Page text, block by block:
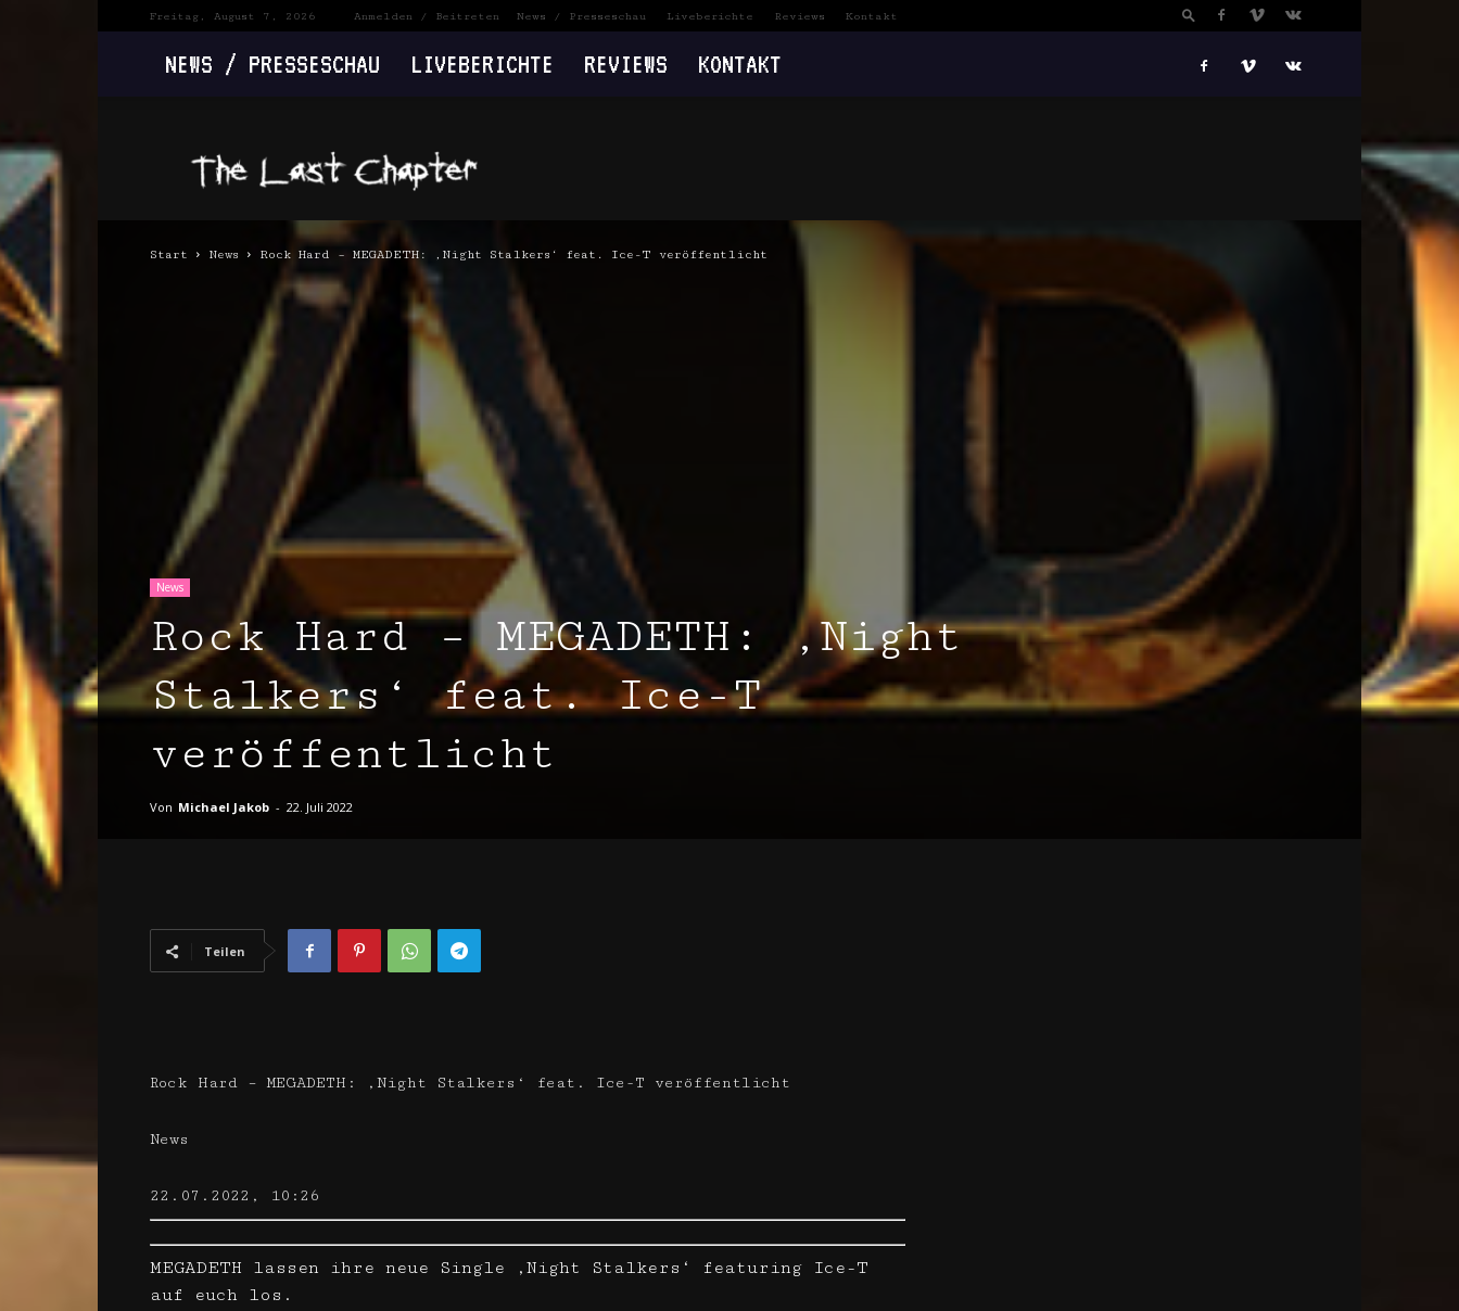
Freitag, August 7, 2026 Anmelden / Beitreten News / Presseschau Liveberichte Reviews Kontakt
NEWS / PRESSESCHAU LIVEBERICHTE REVIEWS KONTAKT
Last
Chapter
Start News Rock Hard – MEGADETH: ‚Night Stalkers‘ feat. Ice-T veröffentlicht
News
Rock Hard – MEGADETH: ‚Night
Stalkers‘ feat. Ice-T
veröffentlicht
Von Michael Jakob - 22. Juli 2022
Teilen
Rock Hard – MEGADETH: ‚Night Stalkers‘ feat. Ice-T veröffentlicht
News
22.07.2022, 10:26
MEGADETH lassen ihre neue Single ‚Night Stalkers‘ featuring Ice-T
auf euch los.